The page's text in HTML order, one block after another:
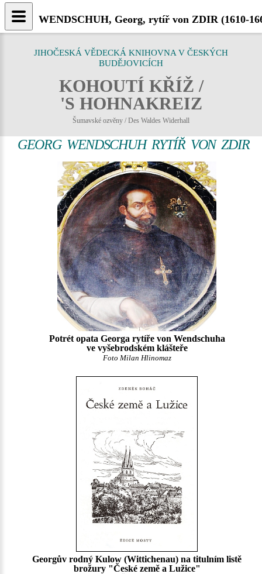
JIHOČESKÁ VĚDECKÁ KNIHOVNA V ČESKÝCH
BUDĚJOVICÍCH
KOHOUTÍ KŘÍŽ /
'S HOHNAKREIZ
Šumavské ozvěny / Des Waldes Widerhall
GEORG WENDSCHUH RYTÍŘ VON ZDIR
Potrét opata Georga rytíře von Wendschuha
ve vyšebrodském klášteře
Foto Milan Hlinomaz
Georgův rodný Kulow (Wittichenau) na titulním listě
brožury "České země a Lužice"
WENDSCHUH, Georg, rytíř von ZDIR (1610-